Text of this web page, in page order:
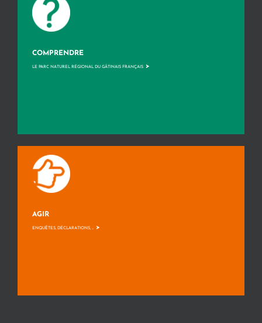
COMPRENDRE
LE PARC NATUREL RÉGIONAL DU GÂTINAIS FRANÇAIS >
AGIR
ENQUÊTES, DÉCLARATIONS, ... >